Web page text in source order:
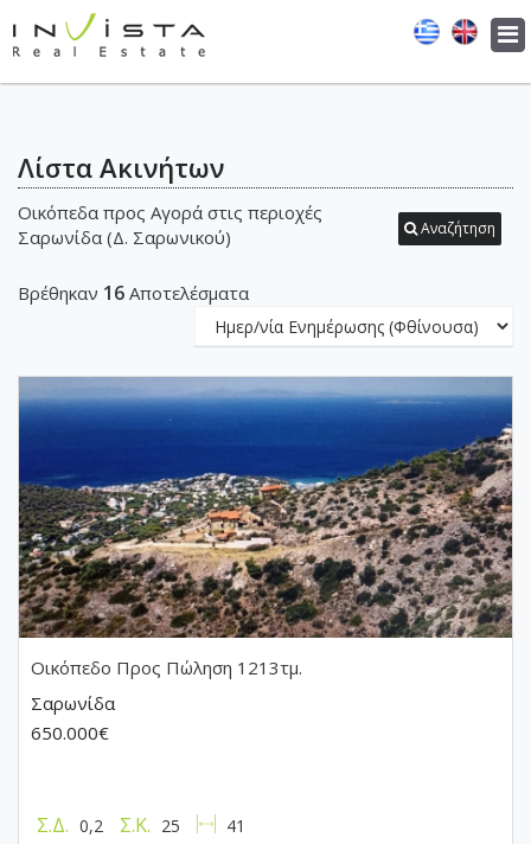
Λίστα Ακινήτων
Αναζήτηση
Οικόπεδα προς Αγορά στις περιοχές
Σαρωνίδα (Δ. Σαρωνικού)
Βρέθηκαν 16 Αποτελέσματα
Οικόπεδο Προς Πώληση 1213τμ.
Σαρωνίδα
650.000€
Σ.Δ. 0,2 Σ.Κ. 25
41